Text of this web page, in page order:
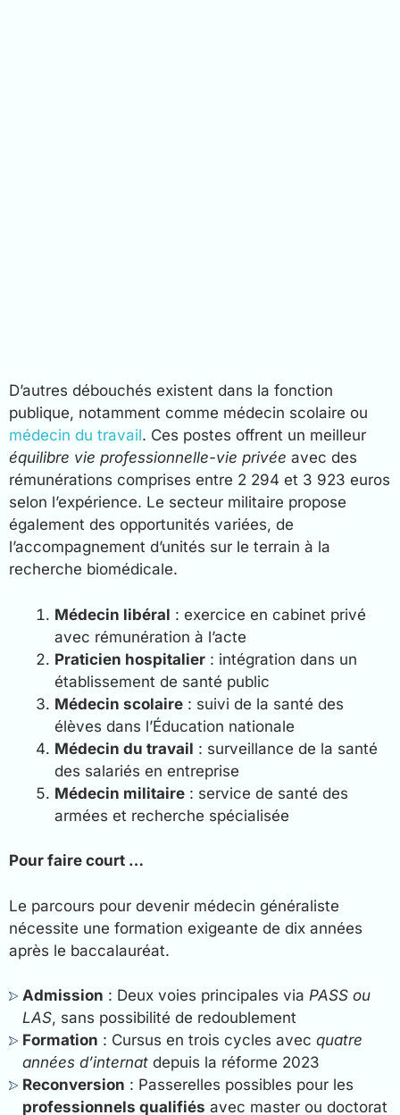
D’autres débouchés existent dans la fonction
publique, notamment comme médecin scolaire ou
médecin du travail. Ces postes offrent un meilleur
équilibre vie professionnelle-vie privée avec des
rémunérations comprises entre 2 294 et 3 923 euros
selon l’expérience. Le secteur militaire propose
également des opportunités variées, de
l’accompagnement d’unités sur le terrain à la
recherche biomédicale.
Médecin libéral : exercice en cabinet privé
avec rémunération à l’acte
Praticien hospitalier : intégration dans un
établissement de santé public
Médecin scolaire : suivi de la santé des
élèves dans l’Éducation nationale
Médecin du travail : surveillance de la santé
des salariés en entreprise
Médecin militaire : service de santé des
armées et recherche spécialisée
Pour faire court …
Le parcours pour devenir médecin généraliste
nécessite une formation exigeante de dix années
après le baccalauréat.
Admission : Deux voies principales via PASS ou
LAS, sans possibilité de redoublement
Formation : Cursus en trois cycles avec quatre
années d’internat depuis la réforme 2023
Reconversion : Passerelles possibles pour les
professionnels qualifiés avec master ou doctorat